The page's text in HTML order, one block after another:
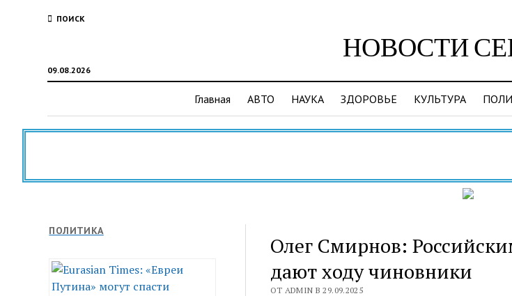
ПОИСК
НОВОСТИ
09.08.2026
Главная АВТО НАУКА ЗДОРОВЬЕ КУЛЬТУРА
ПОЛИТИКА
Олег Смирнов:
дают ходу чиновники
ОТ ADMIN В 29.09.2025